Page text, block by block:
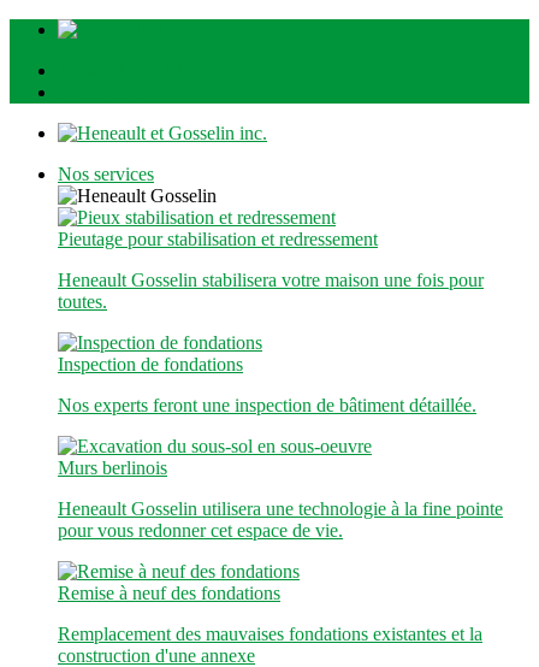
Nos services
Pieutage pour stabilisation et redressement
Heneault Gosselin stabilisera votre maison une fois pour
toutes.
Inspection de fondations
Nos experts feront une inspection de bâtiment détaillée.
Murs berlinois
Heneault Gosselin utilisera une technologie à la fine pointe
pour vous redonner cet espace de vie.
Remise à neuf des fondations
Remplacement des mauvaises fondations existantes et la
construction d'une annexe